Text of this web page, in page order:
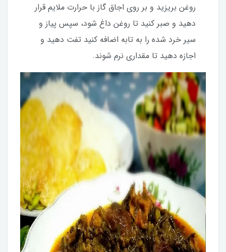
روغن بریزید و بر روی اجاق گاز با حرارت ملایم قرار
دهید و صبر کنید تا روغن داغ شود، سپس پیاز و
سیر خرد شده را به تابه اضافه کنید تفت دهید و
اجازه دهید تا مقداری نرم شوند.